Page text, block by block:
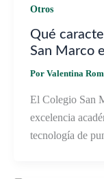
Otros
Qué
San Marco
Por Valentina
El Colegio San
excelencia
tecnología de